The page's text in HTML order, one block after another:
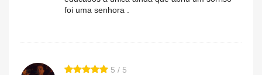
foi uma senhora .
5 / 5